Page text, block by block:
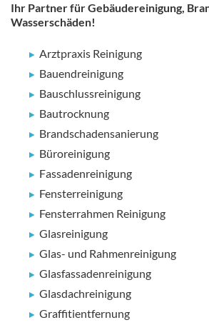
Ihr Partner für Gebäudereinigung,
Wasserschäden!
Arztpraxis Reinigung
Bauendreinigung
Bauschlussreinigung
Bautrocknung
Brandschadensanierung
Büroreinigung
Fassadenreinigung
Fensterreinigung
Fensterrahmen Reinigung
Glasreinigung
Glas- und Rahmenreinigung
Glasfassadenreinigung
Glasdachreinigung
Graffitientfernung